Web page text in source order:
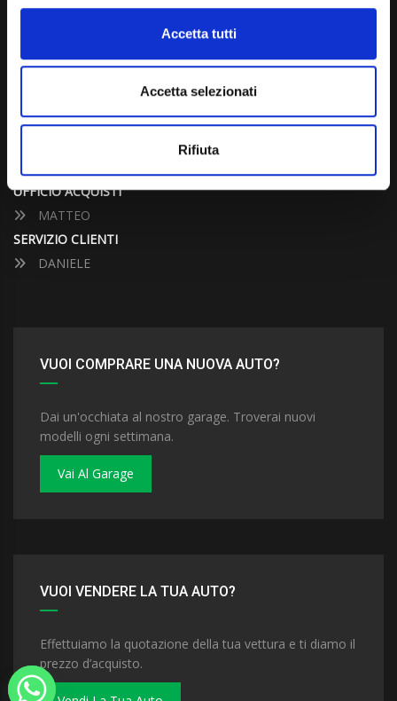
Accetta tutti
Accetta selezionati
Rifiuta
Domenica: chiuso
CONTATTA UN CONSULENTE
UFFICIO VENDITE
UFFICIO ACQUISTI
MATTEO
SERVIZIO CLIENTI
DANIELE
VUOI COMPRARE UNA NUOVA AUTO?
Dai un'occhiata al nostro garage. Troverai nuovi
modelli ogni settimana.
Vai Al Garage
VUOI VENDERE LA TUA AUTO?
Effettuiamo la quotazione della tua vettura e ti diamo il
prezzo d’acquisto.